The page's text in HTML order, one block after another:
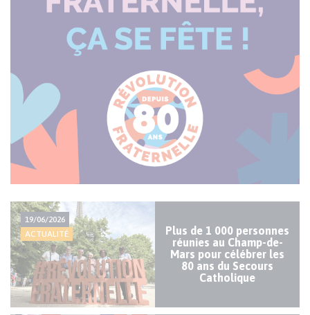
Actualité
majeure
19/06/2026
ACTUALITÉ
Plus de 1 000 personnes
réunies au Champ-de-
Mars pour célébrer les
80 ans du Secours
Catholique